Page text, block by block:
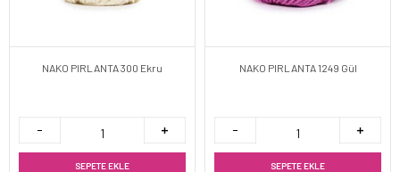
NAKO PIRLANTA 300 Ekru
SEPETE EKLE
NAKO PIRLANTA 1249 Gül
SEPETE EKLE